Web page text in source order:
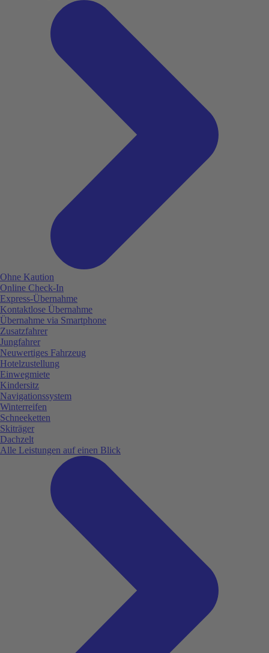
Ohne Kaution
Online Check-In
Express-Übernahme
Kontaktlose Übernahme
Übernahme via Smartphone
Zusatzfahrer
Jungfahrer
Neuwertiges Fahrzeug
Hotelzustellung
Einwegmiete
Kindersitz
Navigationssystem
Winterreifen
Schneeketten
Skiträger
Dachzelt
Alle Leistungen auf einen Blick